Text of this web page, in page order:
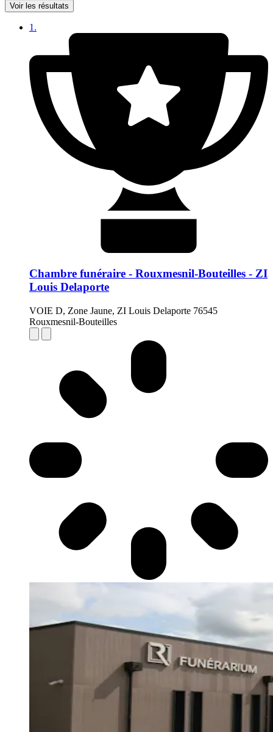
Voir les résultats
1.
Chambre funéraire - Rouxmesnil-Bouteilles - ZI
Louis Delaporte
VOIE D, Zone Jaune, ZI Louis Delaporte 76545
Rouxmesnil-Bouteilles